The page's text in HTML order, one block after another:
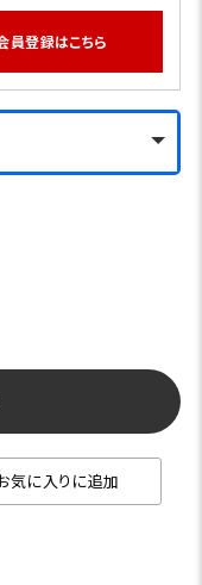
員登録はこちら
気に入りに追加